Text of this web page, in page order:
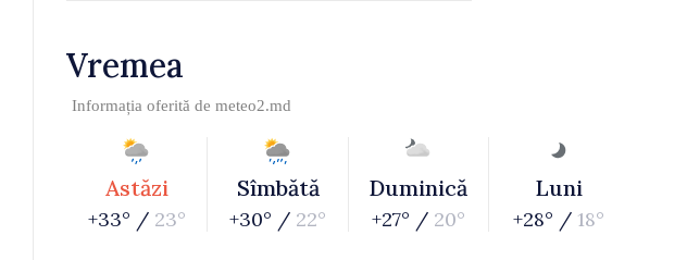
Vremea
Informația oferită de meteo2.md
Astăzi
+33° / 23°
Sîmbătă
+30° / 22°
Duminică
+27° / 20°
Luni
+28° / 18°